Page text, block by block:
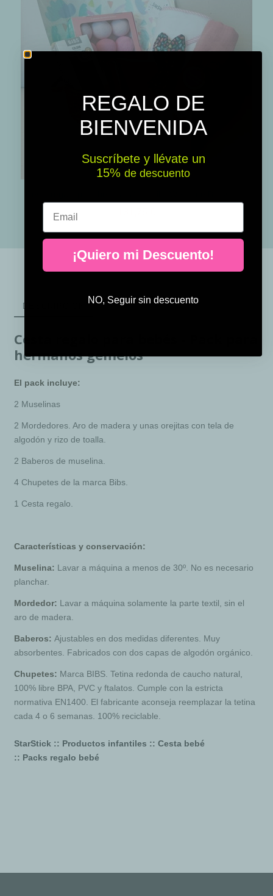
DESCRIPCIÓN
Cesta regalo para bebés - Pack para
hermanos gemelos
El pack incluye:
2 Muselinas
2 Mordedores. Aro de madera y unas orejitas con tela de
algodón y rizo de toalla.
2 Baberos de muselina.
4 Chupetes de la marca Bibs.
1 Cesta regalo.
Características y conservación:
Muselina: Lavar a máquina a menos de 30º. No es necesario
planchar.
Mordedor: Lavar a máquina solamente la parte textil, sin el
aro de madera.
Baberos: Ajustables en dos medidas diferentes. Muy
absorbentes. Fabricados con dos capas de algodón orgánico.
Chupetes: Marca BIBS. Tetina redonda de caucho natural,
100% libre BPA, PVC y ftalatos. Cumple con la estricta
normativa EN1400. El fabricante aconseja reemplazar la tetina
cada 4 o 6 semanas. 100% reciclable.
StarStick :: Productos infantiles :: Cesta bebé
:: Packs regalo bebé
REGALO DE
BIENVENIDA
Suscríbete y llévate un
15% ​​ de descuento
Email
¡Quiero mi Descuento!
NO, Seguir sin descuento